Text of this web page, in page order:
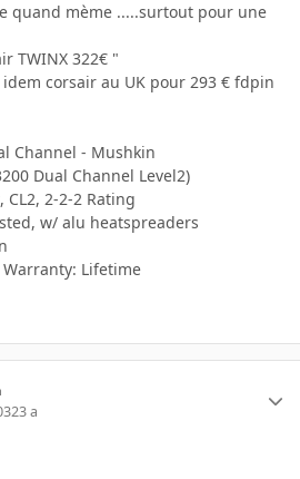
quand mème .....surtout pour une
TWINX 322€ "
corsair au UK pour 293 € fdpin
Channel - Mushkin
Dual Channel Level2)
2-2-2 Rating
w/ alu heatspreaders
Lifetime
23 a